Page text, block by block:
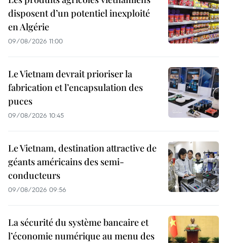
disposent d’un potentiel inexploité
en Algérie
09/08/2026 11:00
Le Vietnam devrait prioriser la
fabrication et l’encapsulation des
puces
09/08/2026 10:45
Le Vietnam, destination attractive de
géants américains des semi-
conducteurs
09/08/2026 09:56
La sécurité du système bancaire et
l’économie numérique au menu des